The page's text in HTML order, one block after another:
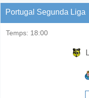
Portugal Segunda Liga
Temps: 18:00